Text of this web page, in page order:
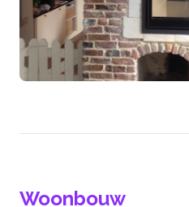
Woonbouw